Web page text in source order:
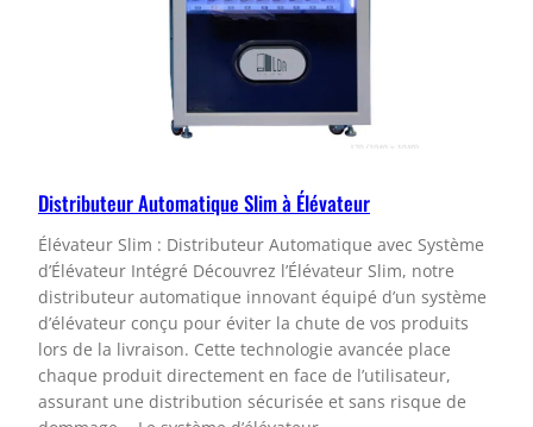
Distributeur Automatique Slim à Élévateur
Élévateur Slim : Distributeur Automatique avec Système
d’Élévateur Intégré Découvrez l’Élévateur Slim, notre
distributeur automatique innovant équipé d’un système
d’élévateur conçu pour éviter la chute de vos produits
lors de la livraison. Cette technologie avancée place
chaque produit directement en face de l’utilisateur,
assurant une distribution sécurisée et sans risque de